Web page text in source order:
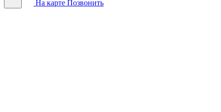
На карте Позвонить